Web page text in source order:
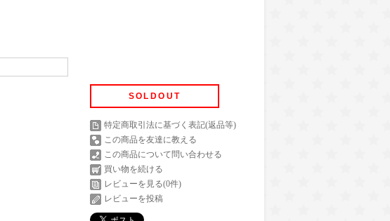
SOLDOUT
特定商取引法に基づく表記(返品等)
この商品を友達に教える
この商品について問い合わせる
買い物を続ける
レビューを見る(0件)
レビューを投稿